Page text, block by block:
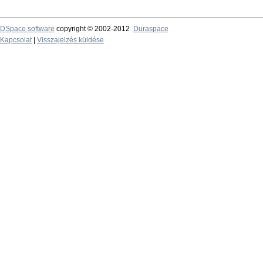
DSpace software copyright © 2002-2012
Duraspace
Kapcsolat| Visszajelzés küldése